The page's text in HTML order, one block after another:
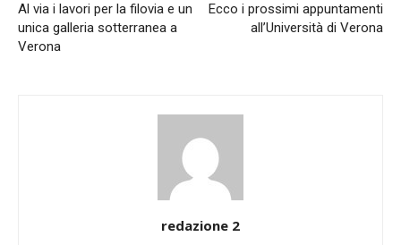
Al via i lavori per la filovia e un
unica galleria sotterranea a
Verona
Ecco i prossimi appuntamenti
all’Università di Verona
redazione 2